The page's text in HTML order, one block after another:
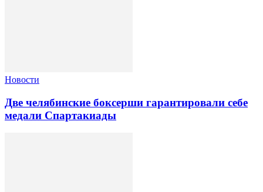
Новости
Две челябинские боксерши гарантировали себе
медали Спартакиады